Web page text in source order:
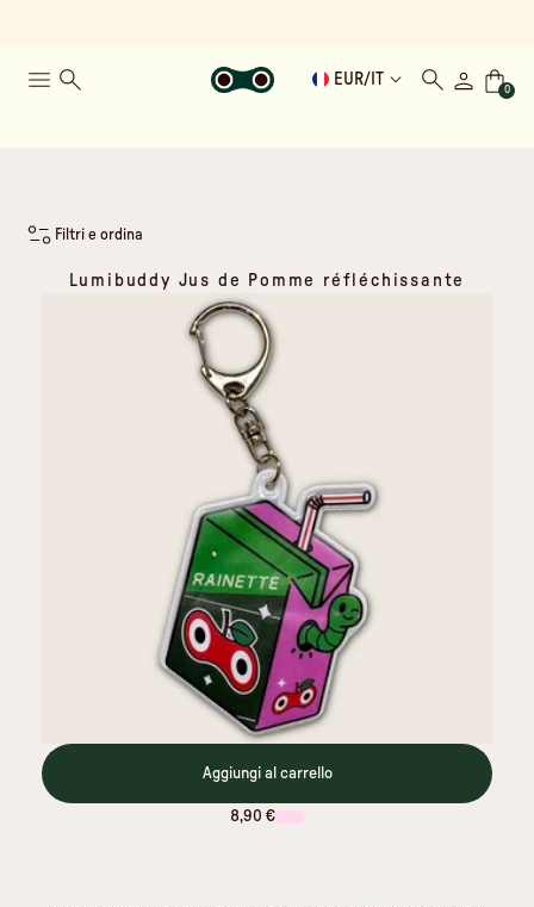
EUR/ IT
0
Filtri e ordina
Lumibuddy Jus de Pomme réfléchissante
Aggiungi al carrello
8,90 €